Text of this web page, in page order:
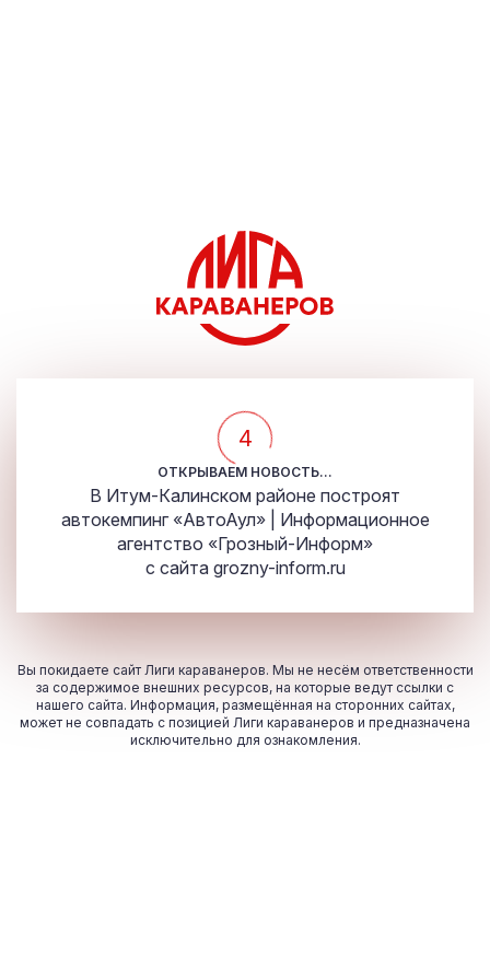
4
ОТКРЫВАЕМ НОВОСТЬ...
В Итум-Калинском районе построят
автокемпинг «АвтоАул» | Информационное
агентство «Грозный-Информ»
с сайта grozny-inform.ru
Вы покидаете сайт Лиги караванеров. Мы не несём ответственности
за содержимое внешних ресурсов, на которые ведут ссылки с
нашего сайта. Информация, размещённая на сторонних сайтах,
может не совпадать с позицией Лиги караванеров и предназначена
исключительно для ознакомления.